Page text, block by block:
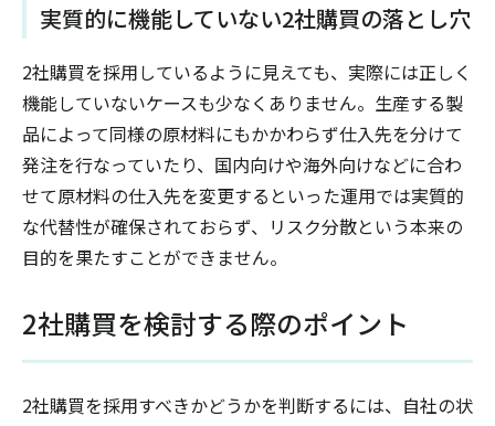
実質的に機能していない2社購買の落とし穴
2社購買を採用しているように見えても、実際には正しく
機能していないケースも少なくありません。生産する製
品によって同様の原材料にもかかわらず仕入先を分けて
発注を行なっていたり、国内向けや海外向けなどに合わ
せて原材料の仕入先を変更するといった運用では実質的
な代替性が確保されておらず、リスク分散という本来の
目的を果たすことができません。
2社購買を検討する際のポイント
2社購買を採用すべきかどうかを判断するには、自社の状